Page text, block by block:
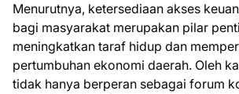
Menurutnya, ketersediaan akses
bagi masyarakat merupakan pilar
meningkatkan taraf hidup dan
pertumbuhan ekonomi daerah. Oleh
tidak hanya berperan sebagai forum